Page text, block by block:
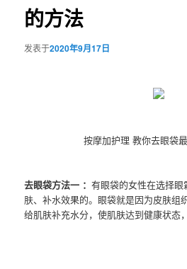
的方法
发表于2020年9月17日
按摩加护理 教你去眼袋
去眼袋方法一 ：有眼袋的女性在选择
肤、补水效果的。眼袋就是因为皮肤组
给肌肤补充水分，使肌肤达到健康状态